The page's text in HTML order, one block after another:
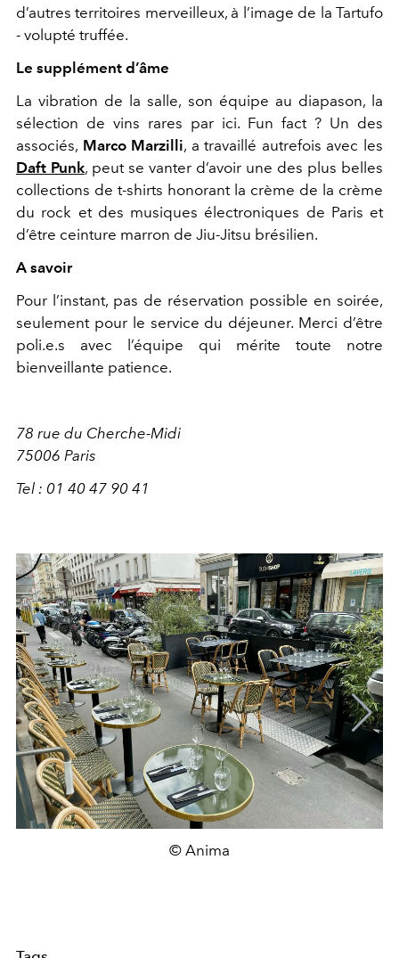
d’autres territoires merveilleux, à l’image de la Tartufo
- volupté truffée.
Le supplément d’âme
La vibration de la salle, son équipe au diapason, la
sélection de vins rares par ici. Fun fact ? Un des
associés, Marco Marzilli, a travaillé autrefois avec les
Daft Punk, peut se vanter d’avoir une des plus belles
collections de t-shirts honorant la crème de la crème
du rock et des musiques électroniques de Paris et
d’être ceinture marron de Jiu-Jitsu brésilien.
A savoir
Pour l’instant, pas de réservation possible en soirée,
seulement pour le service du déjeuner. Merci d’être
poli.e.s avec l’équipe qui mérite toute notre
bienveillante patience.
78 rue du Cherche-Midi
75006 Paris
Tel : 01 40 47 90 41
© Anima